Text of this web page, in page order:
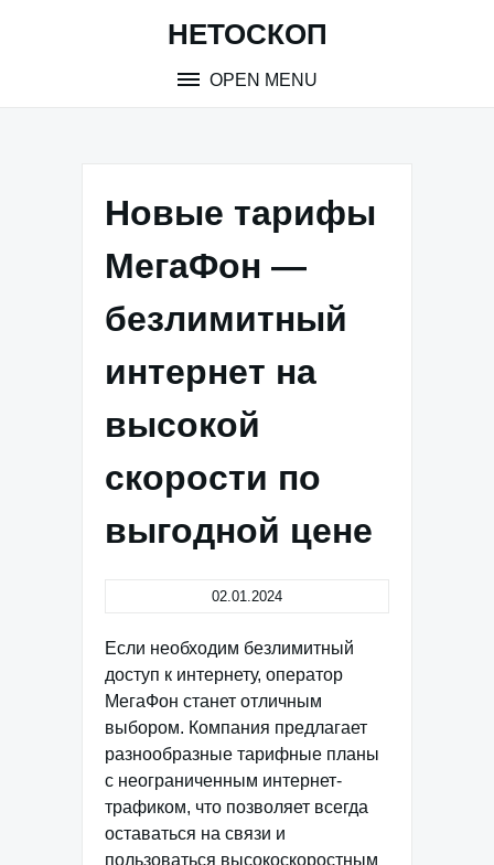
НЕТОСКОП
OPEN MENU
Новые тарифы
МегаФон —
безлимитный
интернет на
высокой
скорости по
выгодной цене
02.01.2024
Если необходим безлимитный
доступ к интернету, оператор
МегаФон станет отличным
выбором. Компания предлагает
разнообразные тарифные планы
с неограниченным интернет-
трафиком, что позволяет всегда
оставаться на связи и
пользоваться высокоскоростным